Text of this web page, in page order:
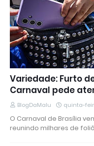
Variedade: Furto
Carnaval pede
BlogDaMalu quinta-
O Carnaval de Brasília
reunindo milhares de